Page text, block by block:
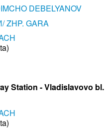
DEBELYANOV
GARA
Station - Vladislavovo bl.